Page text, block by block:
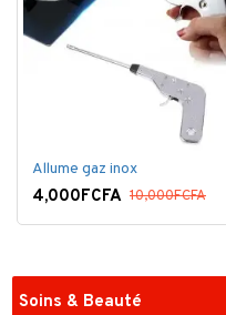
Allume gaz inox
4,000FCFA 10,000FCFA
Soins & Beauté